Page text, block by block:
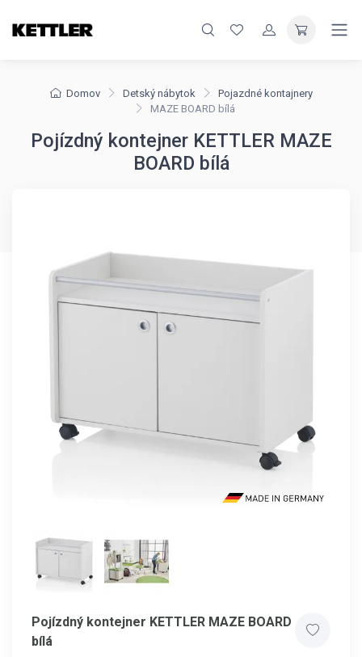
Domov Detský nábytok
Pojazdné kontajnery
MAZE BOARD bílá
Pojízdný kontejner KETTLER MAZE
BOARD bílá
Pojízdný kontejner KETTLER MAZE BOARD
bílá